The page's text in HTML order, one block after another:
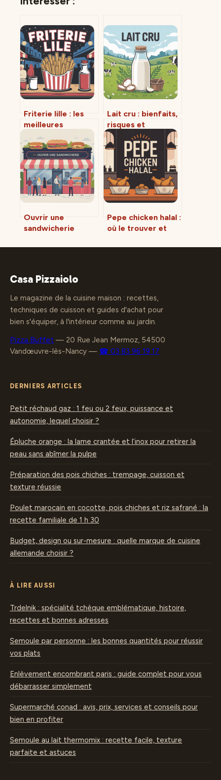
Friterie lille : les
meilleures
adresses pour des
frites vraiment
croustillantes
Lait cru : bienfaits,
risques et
utilisation en toute
sécurité
Ouvrir une
sandwicherie
clés, budget et
Pepe chicken halal :
où le trouver et
choisir
Casa Pizzaiolo
Le magazine de la cuisine maison : recettes,
techniques de cuisson et guides d'achat pour
bien s'équiper, à l'intérieur comme au jardin.
Pizza Buffet — 20 Rue Jean Mermoz, 54500
Vandœuvre-lès-Nancy — ☎ 03 83 96 19 17
DERNIERS ARTICLES
Petit réchaud gaz : 1 feu ou 2 feux, puissance et
autonomie, lequel choisir ?
Épluche orange : la lame crantée et l’inox pour retirer la
peau sans abîmer la pulpe
Préparation des pois chiches : trempage, cuisson et
texture réussie
Poulet marocain en cocotte, pois chiches et riz safrané : la
recette familiale de 1 h 30
Budget, design ou sur-mesure : quelle marque de cuisine
allemande choisir ?
À LIRE AUSSI
Trdelnik : spécialité tchèque emblématique, histoire,
recettes et bonnes adresses
Semoule par personne : les bonnes quantités pour réussir
vos plats
Enlèvement encombrant paris : guide complet pour vous
débarrasser simplement
Supermarché conad : avis, prix, services et conseils pour
bien en profiter
Semoule au lait thermomix : recette facile, texture
parfaite et astuces